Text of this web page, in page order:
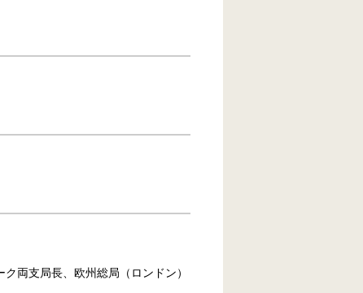
両支局長、欧州総局（ロンドン）